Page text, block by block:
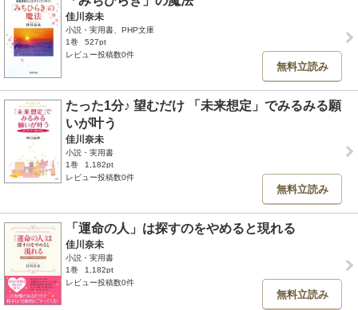
佳川奈未
小説・実用書、PHP文庫
1巻
527pt
レビュー投稿数0件
無料立読み
たった1分♪ 望むだけ 「未来想定」でみるみる願
いが叶う
佳川奈未
小説・実用書
1巻
1,182pt
レビュー投稿数0件
無料立読み
「運命の人」は探すのをやめると現れる
佳川奈未
小説・実用書
1巻
1,182pt
レビュー投稿数0件
無料立読み